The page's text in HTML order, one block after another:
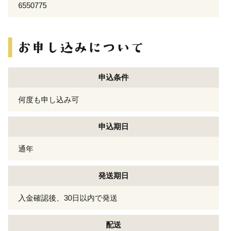
6550775
申込条件
何度も申し込み可
申込期日
通年
発送期日
入金確認後、30日以内で発送
配送